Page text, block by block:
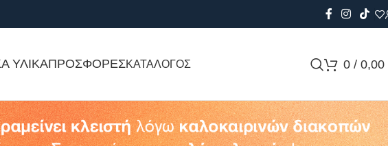
ΥΛΙΚΑΠΡΟΣΦΟΡΕΣΚΑΤΑΛΟΓΟΣ 0 / 0,00